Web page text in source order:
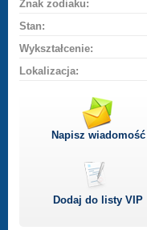
Znak zodiaku:
Stan:
Wykształcenie:
Lokalizacja:
Napisz wiadomość
Dodaj do listyVIP